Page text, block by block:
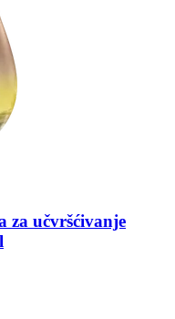
za učvršćivanje